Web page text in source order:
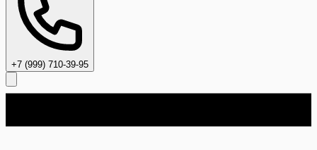
+7 (999) 710-39-95